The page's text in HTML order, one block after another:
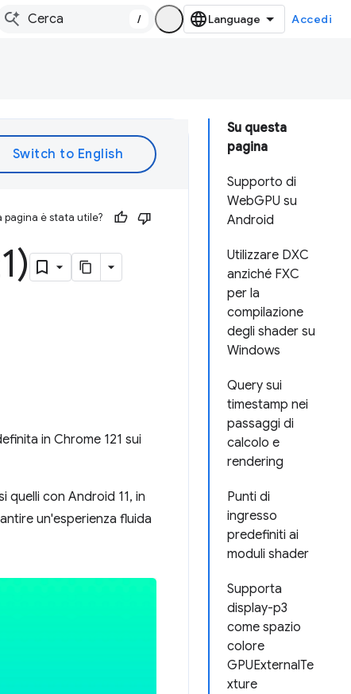
/ Accedi
Su questa
pagina
Supporto di
WebGPU su
Android
Utilizzare DXC
anziché FXC
per la
compilazione
degli shader su
Windows
Query sui
timestamp nei
passaggi di
calcolo e
rendering
Punti di
ingresso
predefiniti ai
moduli shader
Supporta
display-p3
come spazio
colore
GPUExternalTe
xture
pagina è stata utile?
in Chrome 121 sui
quelli con Android 11, in
un'esperienza fluida